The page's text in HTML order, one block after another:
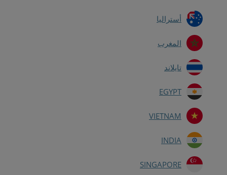
أستراليا
المغرب
تايلاند
EGYPT
VIETNAM
INDIA
SINGAPORE